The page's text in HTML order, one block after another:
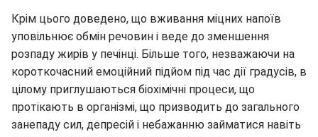
Крім цього доведено, що вживання міцних напоїв
уповільнює обмін речовин і веде до зменшення
розпаду жирів у печінці. Більше того, незважаючи на
короткочасний емоційний підйом під час дії градусів, в
цілому приглушаються біохімічні процеси, що
протікають в організмі, що призводить до загального
занепаду сил, депресій і небажанню займатися навіть